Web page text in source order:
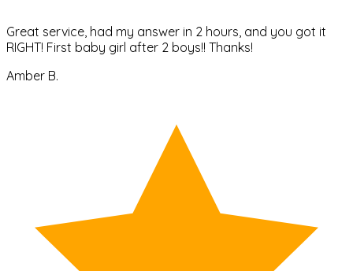
Great service, had my answer in 2 hours, and you got it
RIGHT! First baby girl after 2 boys!! Thanks!
Amber B.